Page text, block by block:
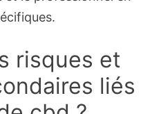
risques et
liés